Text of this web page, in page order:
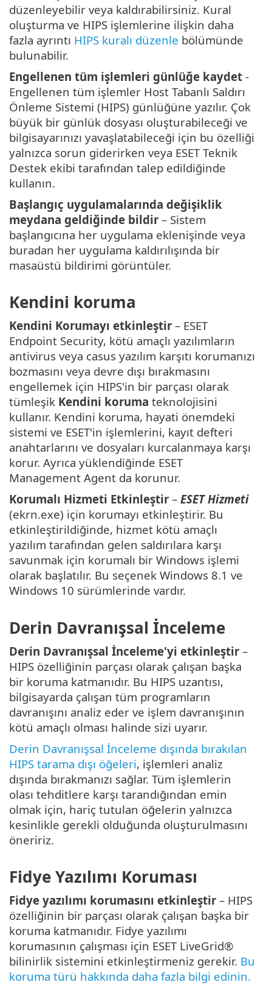
düzenleyebilir veya kaldırabilirsiniz. Kural
oluşturma ve HIPS işlemlerine ilişkin daha
fazla ayrıntı HIPS kuralı düzenle bölümünde
bulunabilir.
Engellenen tüm işlemleri günlüğe kaydet -
Engellenen tüm işlemler Host Tabanlı Saldırı
Önleme Sistemi (HIPS) günlüğüne yazılır. Çok
büyük bir günlük dosyası oluşturabileceği ve
bilgisayarınızı yavaşlatabileceği için bu özelliği
yalnızca sorun giderirken veya ESET Teknik
Destek ekibi tarafından talep edildiğinde
kullanın.
Başlangıç uygulamalarında değişiklik
meydana geldiğinde bildir – Sistem
başlangıcına her uygulama eklenişinde veya
buradan her uygulama kaldırılışında bir
masaüstü bildirimi görüntüler.
Kendini koruma
Kendini Korumayı etkinleştir – ESET
Endpoint Security, kötü amaçlı yazılımların
antivirus veya casus yazılım karşıtı korumanızı
bozmasını veya devre dışı bırakmasını
engellemek için HIPS'in bir parçası olarak
tümleşik Kendini koruma teknolojisini
kullanır. Kendini koruma, hayati önemdeki
sistemi ve ESET'in işlemlerini, kayıt defteri
anahtarlarını ve dosyaları kurcalanmaya karşı
korur. Ayrıca yüklendiğinde ESET
Management Agent da korunur.
Korumalı Hizmeti Etkinleştir – ESET Hizmeti
(ekrn.exe) için korumayı etkinleştirir. Bu
etkinleştirildiğinde, hizmet kötü amaçlı
yazılım tarafından gelen saldırılara karşı
savunmak için korumalı bir Windows işlemi
olarak başlatılır. Bu seçenek Windows 8.1 ve
Windows 10 sürümlerinde vardır.
Derin Davranışsal İnceleme
Derin Davranışsal İnceleme'yi etkinleştir –
HIPS özelliğinin parçası olarak çalışan başka
bir koruma katmanıdır. Bu HIPS uzantısı,
bilgisayarda çalışan tüm programların
davranışını analiz eder ve işlem davranışının
kötü amaçlı olması halinde sizi uyarır.
Derin Davranışsal İnceleme dışında bırakılan
HIPS tarama dışı öğeleri, işlemleri analiz
dışında bırakmanızı sağlar. Tüm işlemlerin
olası tehditlere karşı tarandığından emin
olmak için, hariç tutulan öğelerin yalnızca
kesinlikle gerekli olduğunda oluşturulmasını
öneririz.
Fidye Yazılımı Koruması
Fidye yazılımı korumasını etkinleştir – HIPS
özelliğinin bir parçası olarak çalışan başka bir
koruma katmanıdır. Fidye yazılımı
korumasının çalışması için ESET LiveGrid®
bilinirlik sistemini etkinleştirmeniz gerekir. Bu
koruma türü hakkında daha fazla bilgi edinin.